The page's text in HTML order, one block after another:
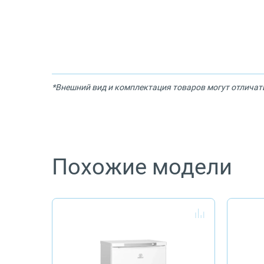
*Внешний вид и комплектация товаров могут
Похожие модели